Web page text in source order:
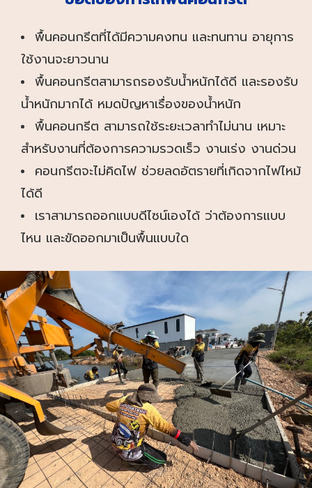
พื้นคอนกรีตที่ได้มีความคงทน และทนทาน อายุการ
ใช้งานจะยาวนาน
พื้นคอนกรีตสามารถรองรับน้ำหนักได้ดี และรองรับ
น้ำหนักมากได้ หมดปัญหาเรื่องของน้ำหนัก
พื้นคอนกรีต สามารถใช้ระยะเวลาทำไม่นาน เหมาะ
สำหรับงานที่ต้องการความรวดเร็ว งานเร่ง งานด่วน
คอนกรีตจะไม่คิดไฟ ช่วยลดอัตรายที่เกิดจากไฟไหม้
ได้ดี
เราสามารถออกแบบดีไซน์เองได้ ว่าต้องการแบบ
ไหน และขัดออกมาเป็นพื้นแบบใด